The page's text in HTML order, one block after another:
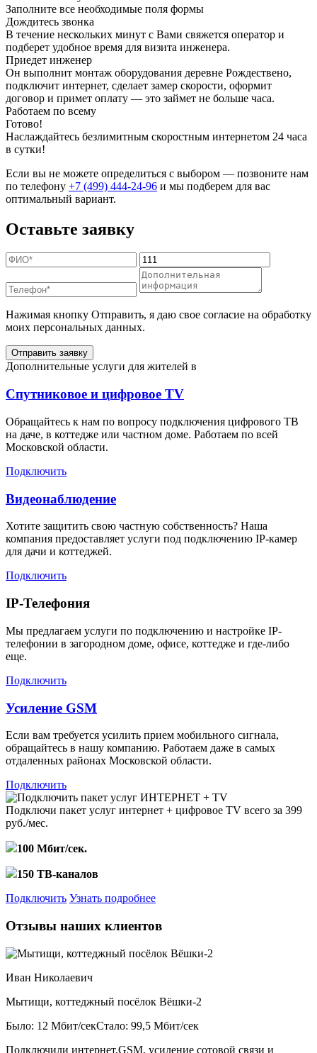
Заполните все необходимые поля формы
Дождитесь звонка
В течение нескольких минут с Вами свяжется оператор и
подберет удобное время для визита инженера.
Приедет инженер
Он выполнит монтаж оборудования деревне Рождествено,
подключит интернет, сделает замер скорости, оформит
договор и примет оплату — это займет не больше часа.
Работаем по всему
Готово!
Наслаждайтесь безлимитным скоростным интернетом 24 часа
в сутки!
Если вы не можете определиться с выбором — позвоните нам
по телефону +7 (499) 444-24-96 и мы подберем для вас
оптимальный вариант.
Оставьте заявку
Нажимая кнопку Отправить, я даю свое согласие на обработку
моих персональных данных.
Отправить заявку
Дополнительные услуги для жителей в
Спутниковое и цифровое TV
Обращайтесь к нам по вопросу подключения цифрового ТВ
на даче, в коттедже или частном доме. Работаем по всей
Московской области.
Подключить
Видеонаблюдение
Хотите защитить свою частную собственность? Наша
компания предоставляет услуги под подключению IP-камер
для дачи и коттеджей.
Подключить
IP-Телефония
Мы предлагаем услуги по подключению и настройке IP-
телефонии в загородном доме, офисе, коттедже и где-либо
еще.
Подключить
Усиление GSM
Если вам требуется усилить прием мобильного сигнала,
обращайтесь в нашу компанию. Работаем даже в самых
отдаленных районах Московской области.
Подключить
Подключи пакет услуг интернет + цифровое TV всего за 399
руб./мес.
100 Мбит/сек.
150 ТВ-каналов
Подключить Узнать подробнее
Отзывы наших клиентов
Иван Николаевич
Мытищи, коттеджный посёлок Вёшки-2
Было: 12 Мбит/секСтало: 99,5 Мбит/сек
Подключили интернет,GSM, усиление сотовой связи и